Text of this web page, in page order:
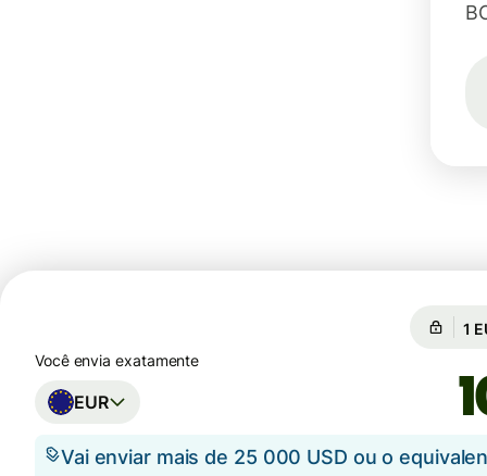
Você envia exatamente
EUR
Vai enviar mais de 25 000 USD ou o